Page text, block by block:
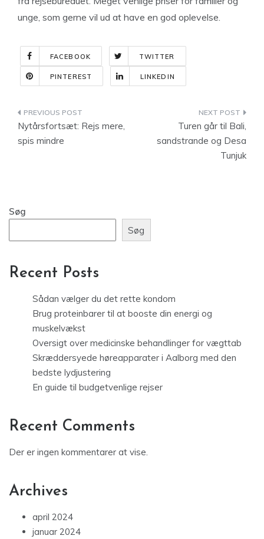
unge, som gerne vil ud at have en god oplevelse.
FACEBOOK TWITTER
PINTEREST LINKEDIN
Indlægsnavigation
Nytårsfortsæt: Rejs mere,
spis mindre
Turen går til Bali,
sandstrande og Desa
Tunjuk
Søg
Søg
Recent Posts
Sådan vælger du det rette kondom
Brug proteinbarer til at booste din energi og
muskelvækst
Oversigt over medicinske behandlinger for vægttab
Skræddersyede høreapparater i Aalborg med den
bedste lydjustering
En guide til budgetvenlige rejser
Recent Comments
Der er ingen kommentarer at vise.
Archives
april 2024
januar 2024